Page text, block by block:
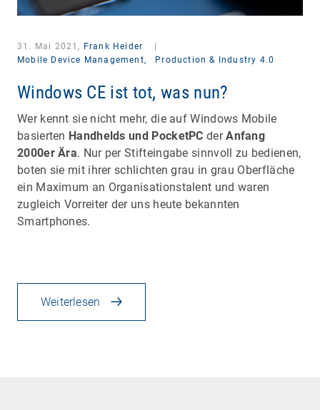
31. Mai 2021, Frank Heider
Mobile Device Management,
Production & Industry 4.0
Windows CE ist tot, was nun?
Wer kennt sie nicht mehr, die auf Windows Mobile
basierten Handhelds und PocketPC derAnfang
2000er Ära. Nur per Stifteingabe sinnvoll zu bedienen,
boten sie mit ihrer schlichten grau in grau Oberfläche
ein Maximum an Organisationstalent und waren
zugleich Vorreiter der uns heute bekannten
Smartphones.
Weiterlesen